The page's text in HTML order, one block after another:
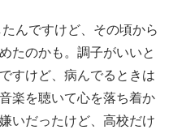
んですけど、その頃から
たのかも。調子がいいと
すけど、病んでるときは
楽を聴いて心を落ち着か
いだったけど、高校だけ